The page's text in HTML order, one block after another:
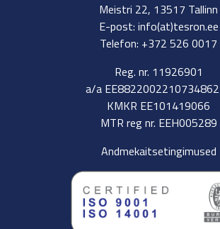
Meistri 22, 13517 Tallinn
E-post: info(at)tesron.ee
Telefon: +372 526 0017
Reg. nr. 11926901
a/a
KMKR EE101419066
MTR reg nr. EEH005289
Andmekaitsetingimused